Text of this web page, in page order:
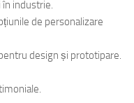
industrie.
de personalizare
design și prototipare.